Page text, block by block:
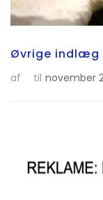
Øvrige indlæg
af til november